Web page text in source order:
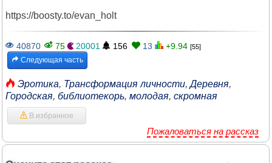
https://boosty.to/evan_holt
40870 75 20001 156 13 +9.94 [55]
Следующая часть
Эротика, Трансформация личности,Деревня,
Городская, библиотекорь, молодая, скромная
В избранное
Пожаловаться на рассказ